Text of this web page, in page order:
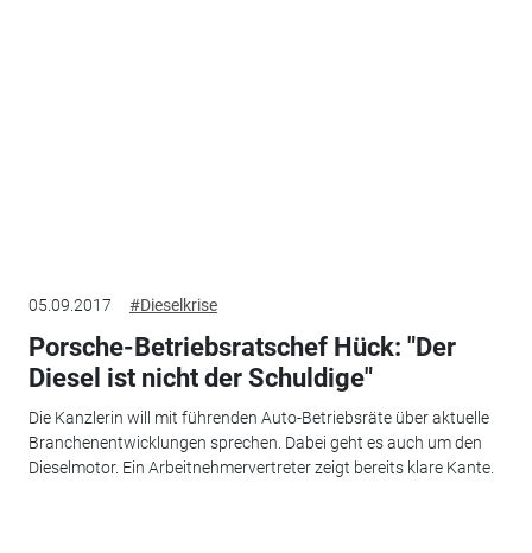
05.09.2017 #Dieselkrise
Porsche-Betriebsratschef Hück: "Der
Diesel ist nicht der Schuldige"
Die Kanzlerin will mit führenden Auto-Betriebsräte über aktuelle
Branchenentwicklungen sprechen. Dabei geht es auch um den
Dieselmotor. Ein Arbeitnehmervertreter zeigt bereits klare Kante.